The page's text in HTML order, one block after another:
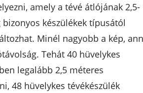
amely a tévé átlójának 2,5-
bizonyos készülékek típusától
Minél nagyobb a kép,
Tehát 40 hüvelykes
legalább 2,5 méteres
48 hüvelykes tévékészülék